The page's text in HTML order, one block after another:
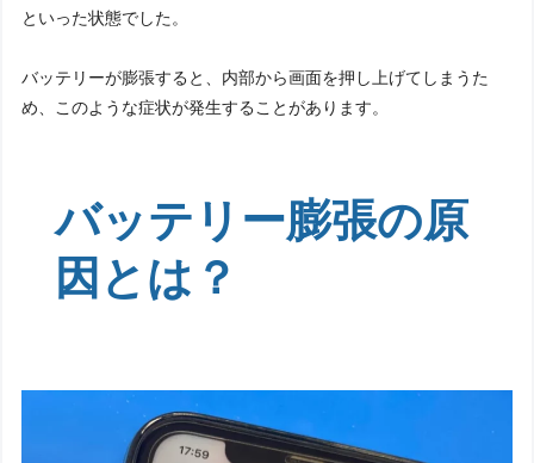
といった状態でした。
バッテリーが膨張すると、内部から画面を押し上げてしまうた
め、このような症状が発生することがあります。
バッテリー膨張の原
因とは？